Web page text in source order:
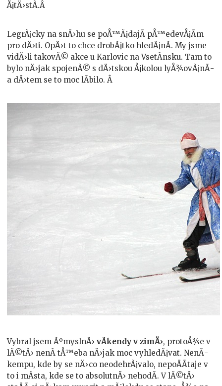
Å¡tÄ›stÃ­.Â
LegrÃ¡cky na snÄ›hu se poÅ™Ã¡dajÃ­ pÅ™edevÅ¡Ã­m
pro dÄ›ti. OpÄ›t to chce drobÃ¡tko hledÃ¡nÃ­. My jsme
vidÄ›li takovÃ© akce u Karlovic na VsetÃ­nsku. Tam to
bylo nÄ›jak spojenÃ© s dÄ›tskou Å¡kolou lyÅ¾ovÃ¡nÃ­
a dÄ›tem se to moc lÃ­bilo. Â
Vybral jsem ÃºmyslnÄ›vÃ­kendy v zimÄ›, protoÅ¾e v
lÃ©tÄ› nenÃ­ tÅ™eba nÄ›jak moc vyhledÃ¡vat. NenÃ­
kempu, kde by se nÄ›co neodehrÃ¡valo, nepoÄÃ­taje v
to i mÃ­sta, kde se to absolutnÄ› nehodÃ­. V lÃ©tÄ›